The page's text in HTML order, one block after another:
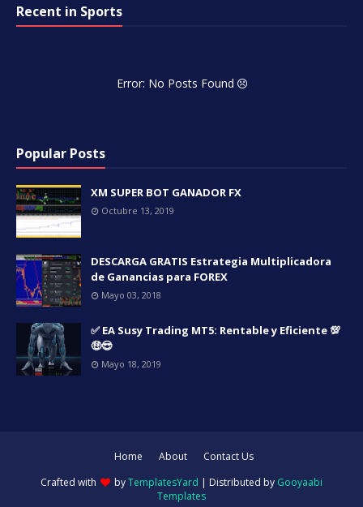
Recent in Sports
Error: No Posts Found
Popular Posts
XM SUPER BOT GANADOR FX
Octubre 13, 2019
DESCARGA GRATIS Estrategia Multiplicadora
de Ganancias para FOREX
Mayo 03, 2018
✅ EA Susy Trading MT5: Rentable y Eficiente 💯
🤑😎
Mayo 18, 2019
Home About
Contact Us
Crafted with
byTemplatesYard | Distributed by Gooyaabi
Templates